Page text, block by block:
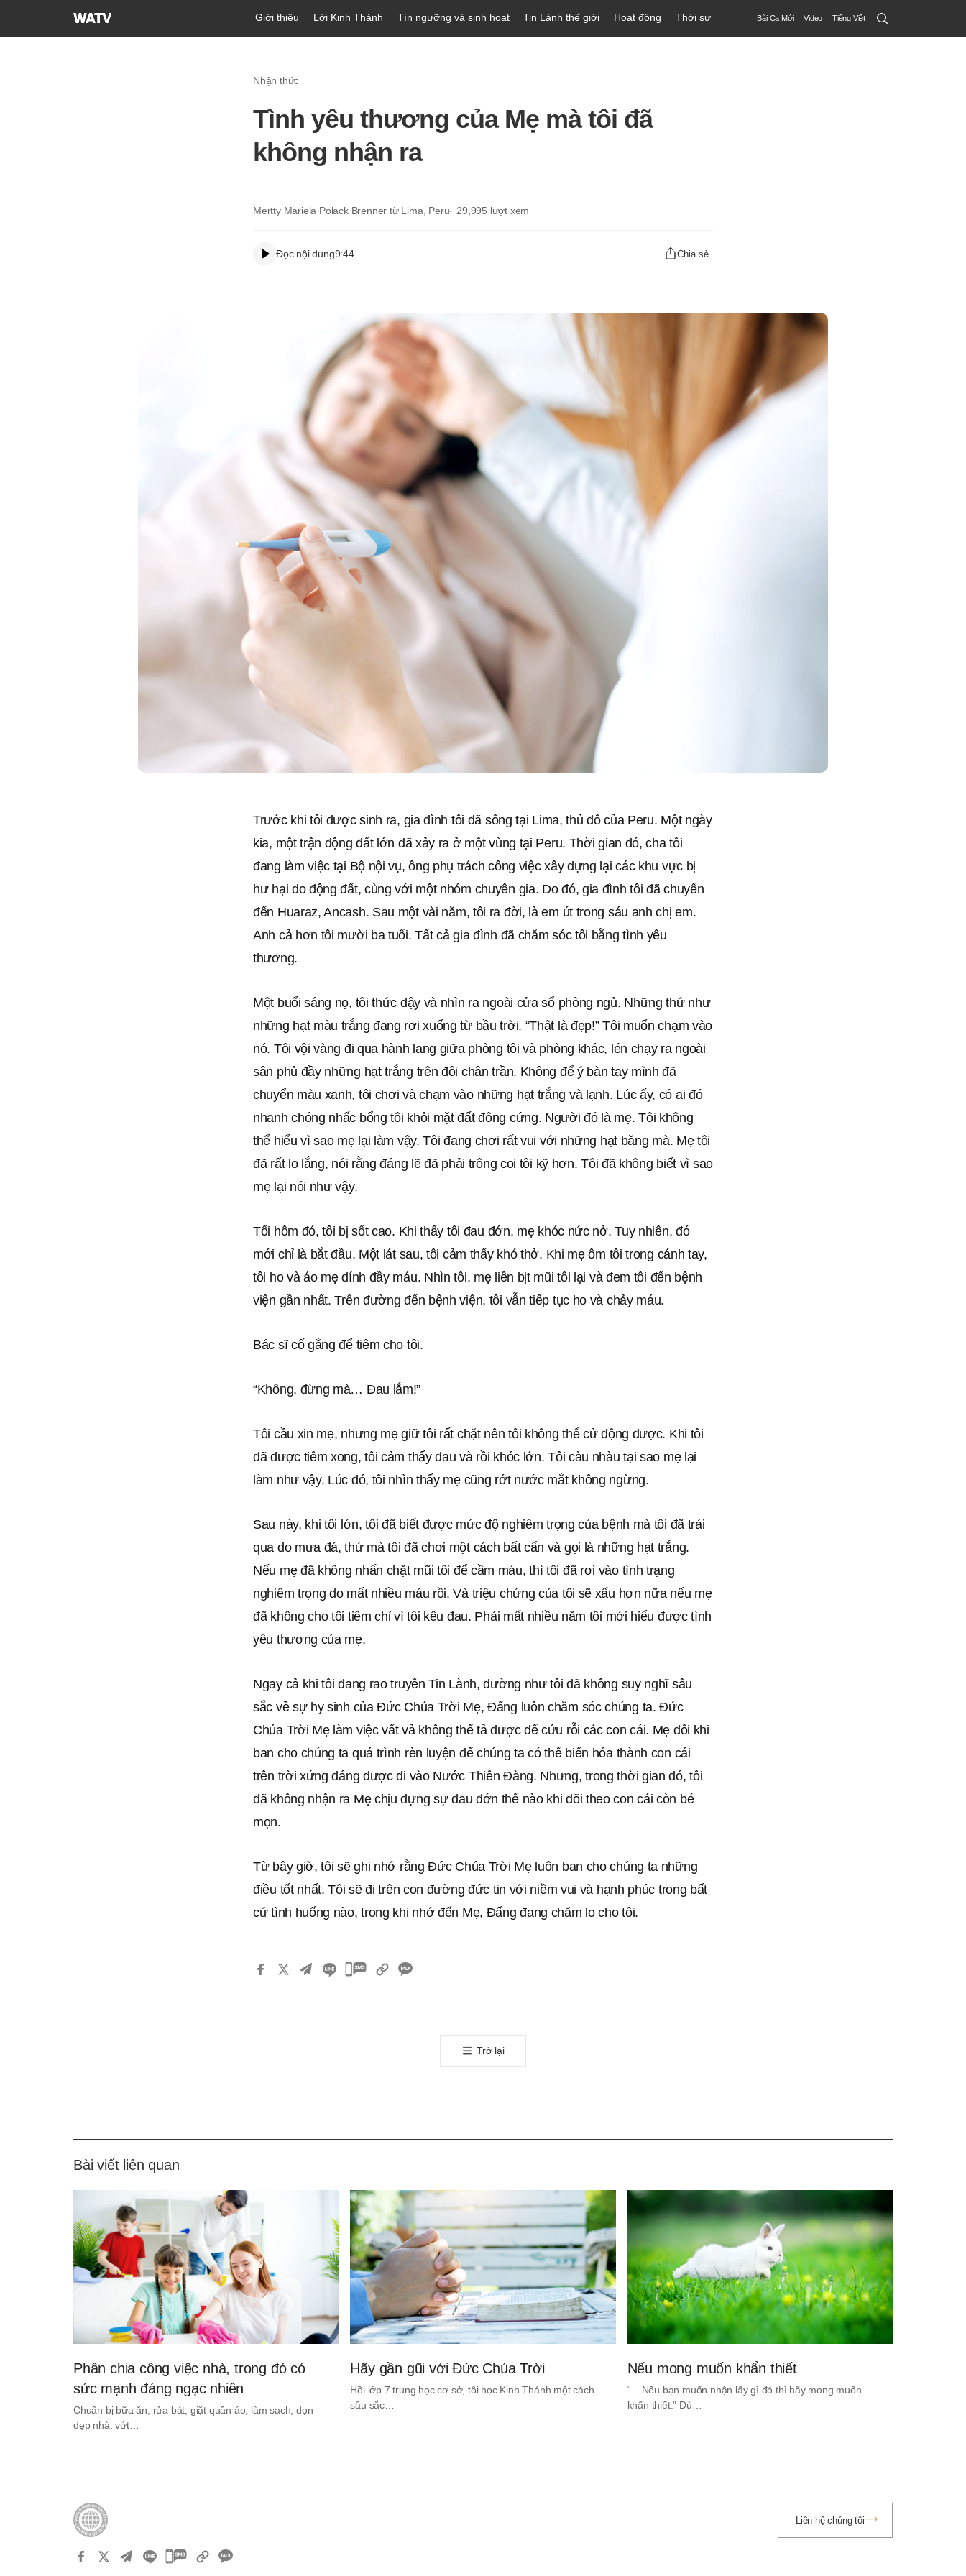
Hội
Giới thiệu Lời Kinh Thánh Tín ngưỡng và sinh hoạt Tin Lành thế giới Hoạt động Thời sự Bài Ca Mới Video Tiếng Việt Search
Submit
Nhận thức
Tình yêu thương của Mẹ mà tôi đã
không nhận ra
Mertty Mariela Polack Brenner từ Lima, Peru 29,995 lượt xem
Đọc nội dung9:44 Chia sẻ
Trước khi tôi được sinh ra, gia đình tôi đã sống tại Lima, thủ đô của Peru. Một ngày
kia, một trận động đất lớn đã xảy ra ở một vùng tại Peru. Thời gian đó, cha tôi
đang làm việc tại Bộ nội vụ, ông phụ trách công việc xây dựng lại các khu vực bị
hư hại do động đất, cùng với một nhóm chuyên gia. Do đó, gia đình tôi đã chuyển
đến Huaraz, Ancash. Sau một vài năm, tôi ra đời, là em út trong sáu anh chị em.
Anh cả hơn tôi mười ba tuổi. Tất cả gia đình đã chăm sóc tôi bằng tình yêu
thương.
Một buổi sáng nọ, tôi thức dậy và nhìn ra ngoài cửa sổ phòng ngủ. Những thứ như
những hạt màu trắng đang rơi xuống từ bầu trời. “Thật là đẹp!” Tôi muốn chạm vào
nó. Tôi vội vàng đi qua hành lang giữa phòng tôi và phòng khác, lén chạy ra ngoài
sân phủ đầy những hạt trắng trên đôi chân trần. Không để ý bàn tay mình đã
chuyển màu xanh, tôi chơi và chạm vào những hạt trắng và lạnh. Lúc ấy, có ai đó
nhanh chóng nhấc bổng tôi khỏi mặt đất đông cứng. Người đó là mẹ. Tôi không
thể hiểu vì sao mẹ lại làm vậy. Tôi đang chơi rất vui với những hạt băng mà. Mẹ tôi
đã rất lo lắng, nói rằng đáng lẽ đã phải trông coi tôi kỹ hơn. Tôi đã không biết vì sao
mẹ lại nói như vậy.
Tối hôm đó, tôi bị sốt cao. Khi thấy tôi đau đớn, mẹ khóc nức nở. Tuy nhiên, đó
mới chỉ là bắt đầu. Một lát sau, tôi cảm thấy khó thở. Khi mẹ ôm tôi trong cánh tay,
tôi ho và áo mẹ dính đầy máu. Nhìn tôi, mẹ liền bịt mũi tôi lại và đem tôi đến bệnh
viện gần nhất. Trên đường đến bệnh viện, tôi vẫn tiếp tục ho và chảy máu.
Bác sĩ cố gắng để tiêm cho tôi.
“Không, đừng mà… Đau lắm!”
Tôi cầu xin mẹ, nhưng mẹ giữ tôi rất chặt nên tôi không thể cử động được. Khi tôi
đã được tiêm xong, tôi cảm thấy đau và rồi khóc lớn. Tôi càu nhàu tại sao mẹ lại
làm như vậy. Lúc đó, tôi nhìn thấy mẹ cũng rớt nước mắt không ngừng.
Sau này, khi tôi lớn, tôi đã biết được mức độ nghiêm trọng của bệnh mà tôi đã trải
qua do mưa đá, thứ mà tôi đã chơi một cách bất cẩn và gọi là những hạt trắng.
Nếu mẹ đã không nhấn chặt mũi tôi để cầm máu, thì tôi đã rơi vào tình trạng
nghiêm trọng do mất nhiều máu rồi. Và triệu chứng của tôi sẽ xấu hơn nữa nếu mẹ
đã không cho tôi tiêm chỉ vì tôi kêu đau. Phải mất nhiều năm tôi mới hiểu được tình
yêu thương của mẹ.
Ngay cả khi tôi đang rao truyền Tin Lành, dường như tôi đã không suy nghĩ sâu
sắc về sự hy sinh của Đức Chúa Trời Mẹ, Đấng luôn chăm sóc chúng ta. Đức
Chúa Trời Mẹ làm việc vất vả không thể tả được để cứu rỗi các con cái. Mẹ đôi khi
ban cho chúng ta quá trình rèn luyện để chúng ta có thể biến hóa thành con cái
trên trời xứng đáng được đi vào Nước Thiên Đàng. Nhưng, trong thời gian đó, tôi
đã không nhận ra Mẹ chịu đựng sự đau đớn thể nào khi dõi theo con cái còn bé
mọn.
Từ bây giờ, tôi sẽ ghi nhớ rằng Đức Chúa Trời Mẹ luôn ban cho chúng ta những
điều tốt nhất. Tôi sẽ đi trên con đường đức tin với niềm vui và hạnh phúc trong bất
cứ tình huống nào, trong khi nhớ đến Mẹ, Đấng đang chăm lo cho tôi.
카
Trở lại
Bài viết liên quan
Phân chia công việc nhà, trong đó có
sức mạnh đáng ngạc nhiên
Chuẩn bị bữa ăn, rửa bát, giặt quần áo, làm sạch, dọn
dẹp nhà, vứt…
Hãy gần gũi với Đức Chúa Trời
Hồi lớp 7 trung học cơ sở, tôi học Kinh Thánh một cách
sâu sắc…
Nếu mong muốn khẩn thiết
“... Nếu bạn muốn nhận lấy gì đó thì hãy mong muốn
khẩn thiết.” Dù…
카
Liên hệ chúng tôi